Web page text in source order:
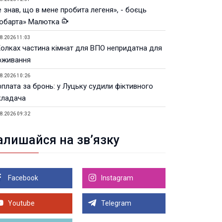
знав, що в мене пробита легеня», - боєць
Малютка
11:03
частина кімнат для ВПО непридатна для
10:26
за бронь: у Луцьку судили фіктивного
09:32
21:18
телеоб'єктивів Sigma Sports та Sony G-
21:00
на 99,9% готовий новий Державний
простір. ВІДЕО
Більше новин
на зв’язку
Facebook Instagram
Youtube Telegram